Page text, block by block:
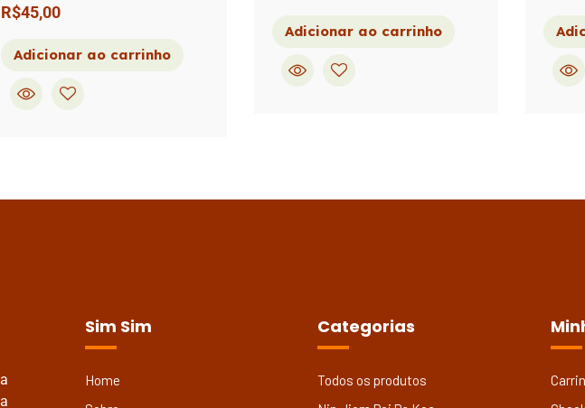
R$45,00
Adicionar ao carrinho
Adicionar ao carrinho
Sim Sim
Home
Categorias
Todos os produtos